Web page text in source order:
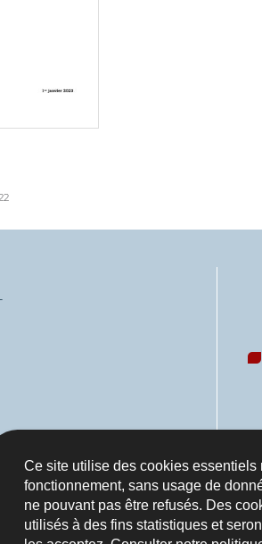
Ce site utilise des cookies essentiels
fonctionnement, sans usage de
ne pouvant pas être refusés. Des
utilisés à des fins statistiques et